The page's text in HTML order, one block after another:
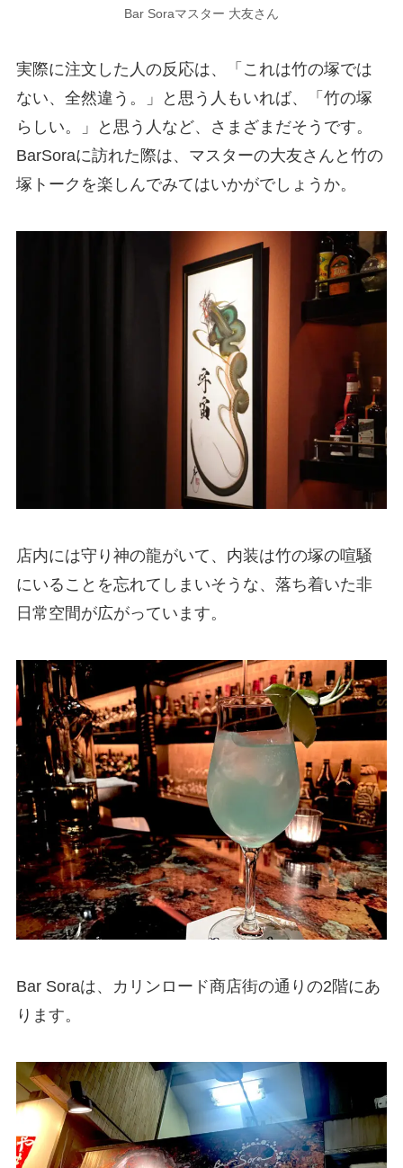
Bar Soraマスター 大友さん
実際に注文した人の反応は、「これは竹の塚では
ない、全然違う。」と思う人もいれば、「竹の塚
らしい。」と思う人など、さまざまだそうです。
BarSoraに訪れた際は、マスターの大友さんと竹の
塚トークを楽しんでみてはいかがでしょうか。
店内には守り神の龍がいて、内装は竹の塚の喧騒
にいることを忘れてしまいそうな、落ち着いた非
日常空間が広がっています。
Bar Soraは、カリンロード商店街の通りの2階にあ
ります。